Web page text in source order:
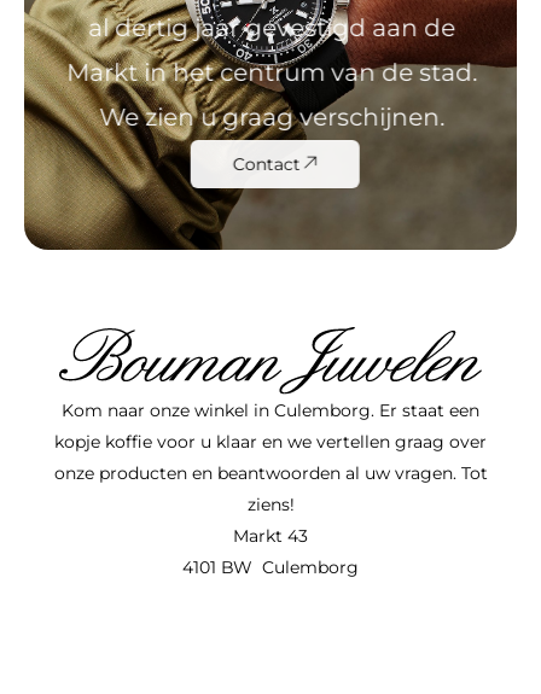
al dertig jaar gevestigd aan de
Markt in het centrum van de stad.
We zien u graag verschijnen.
Contact
Kom naar onze winkel in Culemborg. Er staat een
kopje koffie voor u klaar en we vertellen graag over
onze producten en beantwoorden al uw vragen. Tot
ziens!
Markt 43
4101 BW Culemborg